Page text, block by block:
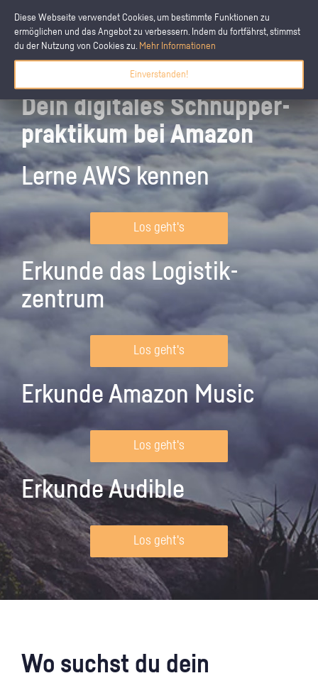
Diese Webseite verwendet Cookies, um bestimmte Funktionen zu
ermöglichen und das Angebot zu verbessern. Indem du fortfährst, stimmst
du der Nutzung von Cookies zu. Mehr Informationen
Einverstanden!
Dein digitales Schnupper­
praktikum bei Amazon
Lerne AWS kennen
Los geht's
Erkunde das Logistik­
zentrum
Los geht's
Erkunde Amazon Music
Los geht's
Erkunde Audible
Los geht's
Wo suchst du dein